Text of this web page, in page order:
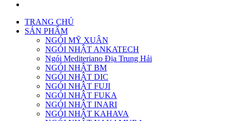
TRANG CHỦ
SẢN PHẨM
NGÓI MỸ XUÂN
NGÓI NHẬT ANKATECH
Ngói Mediteriano Địa Trung Hải
NGÓI NHẬT BM
NGÓI NHẬT DIC
NGÓI NHẬT FUJI
NGÓI NHẬT FUKA
NGÓI NHẬT INARI
NGÓI NHẬT KAHAVA